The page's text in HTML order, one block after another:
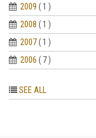
2009 ( 1 )
2008 ( 1 )
2007( 1 )
2006 ( 7 )
SEE ALL